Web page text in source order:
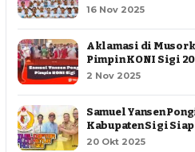
16 Nov 2025
Aklamasi di
Pimpin KONI Sigi
2 Nov 2025
Samuel Yansen
Kabupaten Sigi Siap
20 Okt 2025